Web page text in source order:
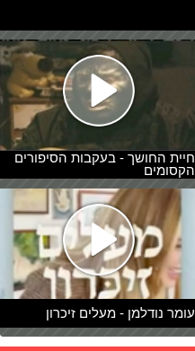
חיית החושך - בעקבות הסיפורים
הקסומים
עומר נודלמן - מעלים זיכרון